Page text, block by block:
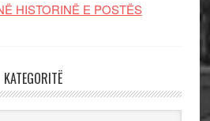
HISTORINË E POSTËS
KATEGORITË